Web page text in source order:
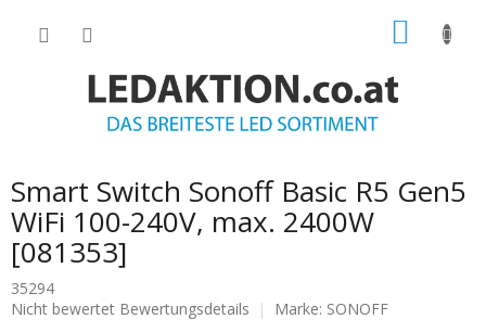
Smart Switch Sonoff Basic R5 Gen5
WiFi 100-240V, max. 2400W
[081353]
35294
Die
Nicht bewertet Bewertungsdetails Marke: SONOFF